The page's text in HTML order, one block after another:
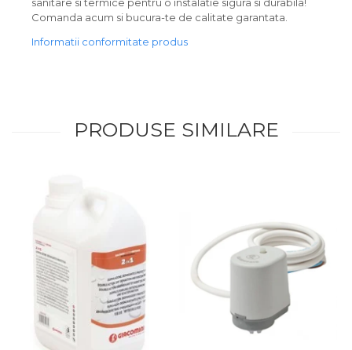
Comanda acum si bucura-te de calitate garantata.
Informatii conformitate produs
PRODUSE SIMILARE